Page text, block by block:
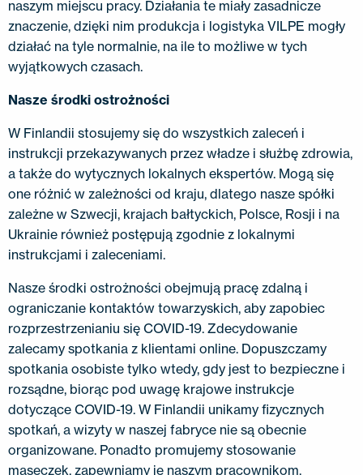
AKTUALNOŚCI
O FIRMIE
EN FI PL LT LV ET UK RU
naszym miejscu pracy. Działania te miały zasadnicze
znaczenie, dzięki nim produkcja i logistyka VILPE ​​mogły
działać na tyle normalnie, na ile to możliwe w tych
wyjątkowych czasach.
Nasze środki ostrożności
W Finlandii stosujemy się do wszystkich zaleceń i
instrukcji przekazywanych przez władze i służbę zdrowia,
a także do wytycznych lokalnych ekspertów. Mogą się
one różnić w zależności od kraju, dlatego nasze spółki
zależne w Szwecji, krajach bałtyckich, Polsce, Rosji i na
Ukrainie również postępują zgodnie z lokalnymi
instrukcjami i zaleceniami.
Nasze środki ostrożności obejmują pracę zdalną i
ograniczanie kontaktów towarzyskich, aby zapobiec
rozprzestrzenianiu się COVID-19. Zdecydowanie
zalecamy spotkania z klientami online. Dopuszczamy
spotkania osobiste tylko wtedy, gdy jest to bezpieczne i
rozsądne, biorąc pod uwagę krajowe instrukcje
dotyczące COVID-19. W Finlandii unikamy fizycznych
spotkań, a wizyty w naszej fabryce nie są obecnie
organizowane. Ponadto promujemy stosowanie
maseczek, zapewniamy je naszym pracownikom.